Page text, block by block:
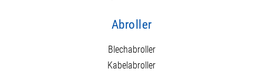
Abroller
Blechabroller
Kabelabroller